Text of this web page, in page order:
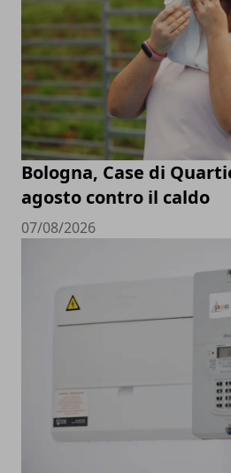
Bologna, Case di
agosto contro il caldo
07/08/2026